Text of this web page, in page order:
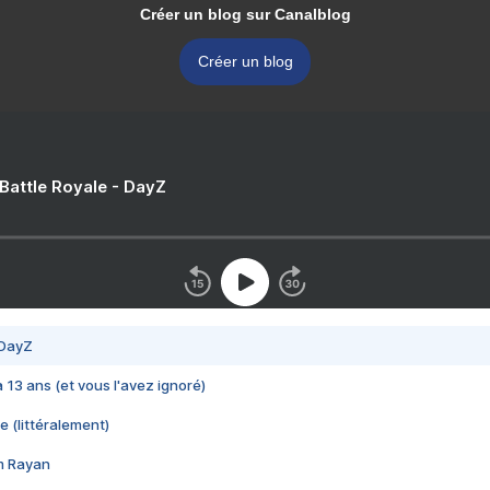
Créer un blog sur Canalblog
Créer un blog
Royale - DayZ
13 ans (et vous l'avez ignoré)
(littéralement)
Rayan